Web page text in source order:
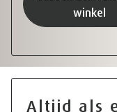
winkel
Altijd als